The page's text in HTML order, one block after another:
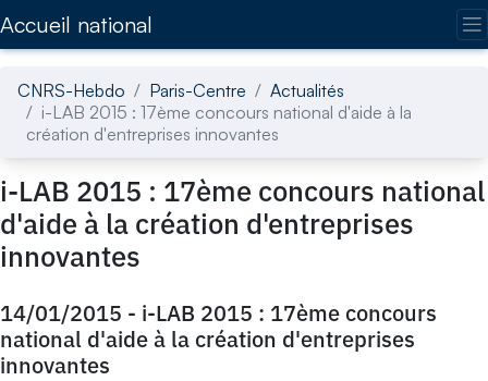
Accueil national
CNRS-Hebdo Paris-Centre
Actualités
i-LAB 2015 : 17ème concours national d'aide à la
création d'entreprises innovantes
i-LAB 2015 : 17ème concours national
d'aide à la création d'entreprises
innovantes
14/01/2015 - i-LAB 2015 : 17ème concours
national d'aide à la création d'entreprises
innovantes